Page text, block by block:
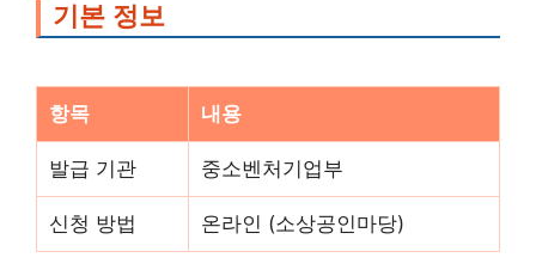
기본 정보
항목 내용
발급 기관 중소벤처기업부
신청 방법 온라인 (소상공인마당)